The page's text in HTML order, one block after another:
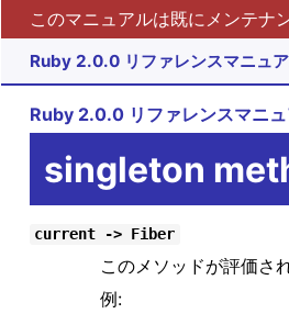
このマニュアルは既にメンテナ
Ruby 2.0.0 リファレンスマニュ
Ruby 2.0.0 リファレンスマニ
singleton
current -> Fiber
このメソッドが評価さ
例: